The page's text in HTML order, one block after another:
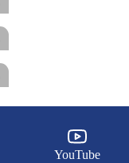
YouTube